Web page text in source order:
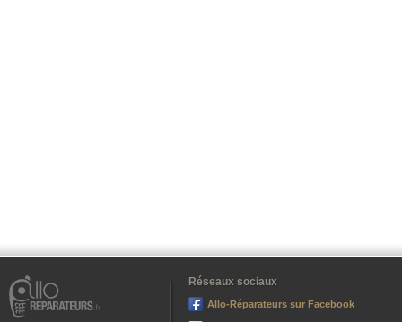
Réseaux sociaux
Allo-Réparateurs sur Facebook